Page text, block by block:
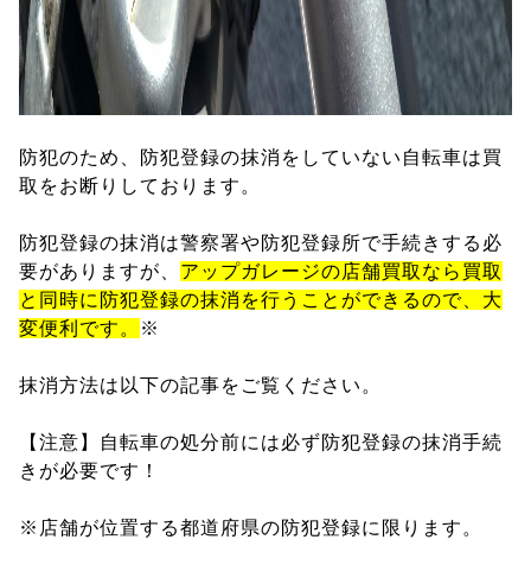
防犯のため、防犯登録の抹消をしていない自転車は買
取をお断りしております。
防犯登録の抹消は警察署や防犯登録所で手続きする必
要がありますが、 アップガレージの店舗買取なら買取
と同時に防犯登録の抹消を行うことができるので、大
変便利です。
※
抹消方法は以下の記事をご覧ください。
【注意】自転車の処分前には必ず防犯登録の抹消手続
きが必要です！
※店舗が位置する都道府県の防犯登録に限ります。